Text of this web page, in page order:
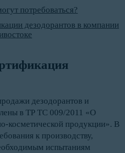
потребоваться?
дезодорантов в компании
дезодорантов и
в ТР ТС 009/2011 «О
косметической продукции». В
к производству,
испытаниям